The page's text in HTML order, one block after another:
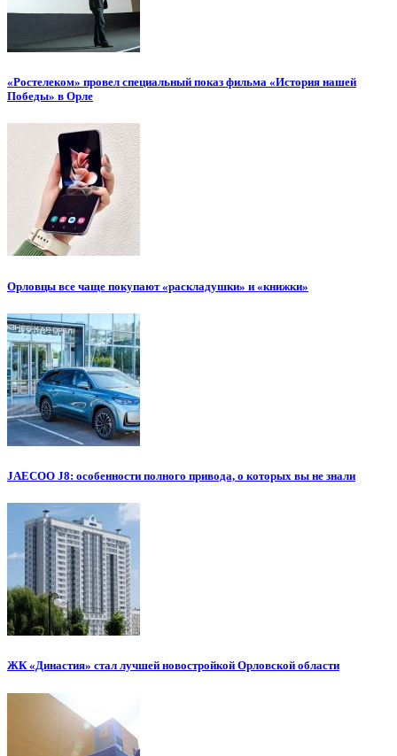
«Ростелеком» провел специальный показ фильма «История нашей
Победы» в Орле
Орловцы все чаще покупают «раскладушки» и «книжки»
JAECOO J8: особенности полного привода, о которых вы не знали
ЖК «Династия» стал лучшей новостройкой Орловской области